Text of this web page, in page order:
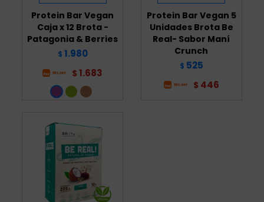
Protein Bar Vegan
Caja x 12 Brota -
Patagonia & Berries
$ 1.980
$ 1.683
Protein Bar Vegan 5
Unidades Brota Be
Real- Sabor Maní
Crunch
$ 525
$ 446